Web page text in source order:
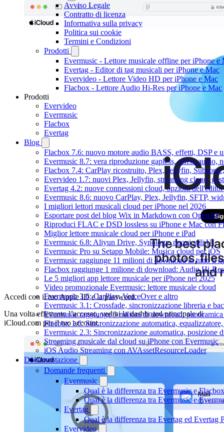
Avviso Legale
Contratto di licenza
Informativa sulla privacy
Politica sui cookie
Termini e Condizioni
Prodotti
Evermusic - Lettore musicale offline per iPhone e
Evertag - Editor di tag musicali per iPhone e Mac
Evervideo - Lettore Video HD per iPhone e Mac
Flacbox - Lettore Audio Hi-Res per iPhone e Mac
Prodotti
Evervideo
Evermusic
Flacbox
Evertag
Blog
Flacbox 7.6: nuovo motore audio BASS, effetti, DSP e
Evermusic 8.7: vera riproduzione gapless, effetti audio,
Flacbox 7.4: CarPlay ricostruito, Plex, Jellyfin,
Evervideo 1.7: nuovi Plex, Jellyfin, streaming cloud,
Evertag 4.2: nuove connessioni cloud, opzioni dell'editor
Evermusic 8.6: nuovo CarPlay, Plex, Jellyfin, SFTP,
I migliori lettori musicali cloud per iPhone nel 2026
Esportare post del blog Wix in Markdown con OpenAI
Riproduci FLAC e DSD lossless su iPhone e Mac con
Miglior lettore musicale cloud per iPhone e iPad
Evermusic 6.8: Aliyun Drive, Synology, nuovi stili UI
Evermusic Pro su Setapp Mobile: Musica cloud per iOS
Evermusic raggiunge 11 milioni di download in tutto il
Flacbox raggiunge 1 milione di download: Audio Hi-Res
Le 5 migliori app lettore musicale per iPhone nel 2025
Video promozionale Evermusic: lettore musicale cloud
Evermusic 3.6: CarPlay, VoiceOver e altro
Evermusic 3.1: Crossfade, sincronizzazione libreria e
Evermusic raggiunge 3 milioni di download:
Flacbox 1.6: Sincronizzazione automatica,
Evermusic 2.3: Sincronizzazione automatica, posizione
Streaming musicale dal cloud su iPhone con Evermusic
iOS Audio Streaming con AVAssetResourceLoader
Documentazione
Domande frequenti
Evermusic
Qual è la differenza tra Evermusic e Flacbox
Qual è la differenza tra Evermusic e
Evertag
Qual è la differenza tra Evertag ed Evertag
Evervideo
Accedi con il tuo Apple ID e la password.
Una volta effettuato l’accesso, vedrai la dashboard principale di
iCloud.com per il tuo account.